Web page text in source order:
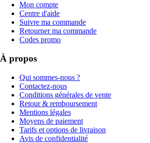
Mon compte
Centre d'aide
Suivre ma commande
Retourner ma commande
Codes promo
À propos
Qui sommes-nous ?
Contactez-nous
Conditions générales de vente
Retour & remboursement
Mentions légales
Moyens de paiement
Tarifs et options de livraison
Avis de confidentialité